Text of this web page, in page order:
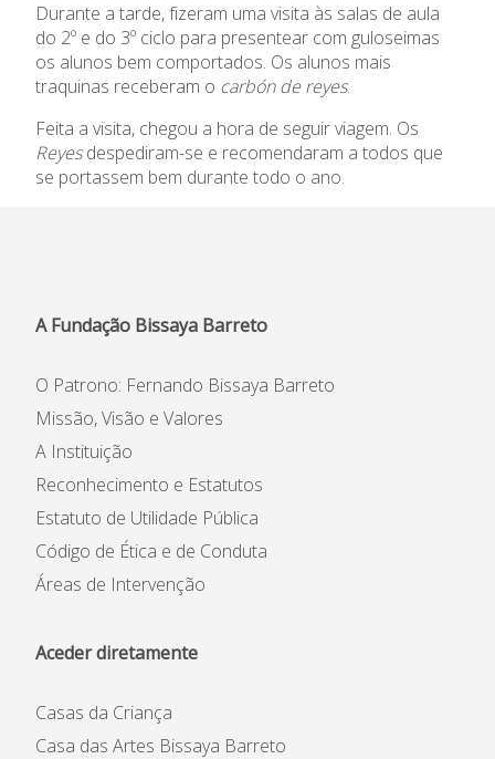
Jornal “O Coreto”
Privacidade
Ano Letivo
Admissão
Informações
Durante a tarde, fizeram uma visita às salas de aula
do 2º e do 3º ciclo para presentear com guloseimas
os alunos bem comportados. Os alunos mais
traquinas receberam o carbón de reyes.
Feita a visita, chegou a hora de seguir viagem. Os
Reyesdespediram-se e recomendaram a todos que
se portassem bem durante todo o ano.
A Fundação Bissaya Barreto
O Patrono: Fernando Bissaya Barreto
Missão, Visão e Valores
A Instituição
Reconhecimento e Estatutos
Estatuto de Utilidade Pública
Código de Ética e de Conduta
Áreas de Intervenção
Aceder diretamente
Casas da Criança
Casa das Artes Bissaya Barreto